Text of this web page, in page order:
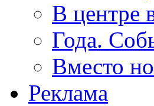
В центре
Года.
Вместо
Реклама